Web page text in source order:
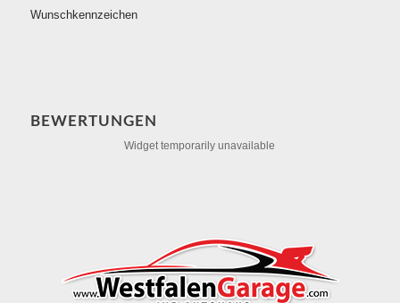
Wunschkennzeichen
BEWERTUNGEN
Widget temporarily unavailable